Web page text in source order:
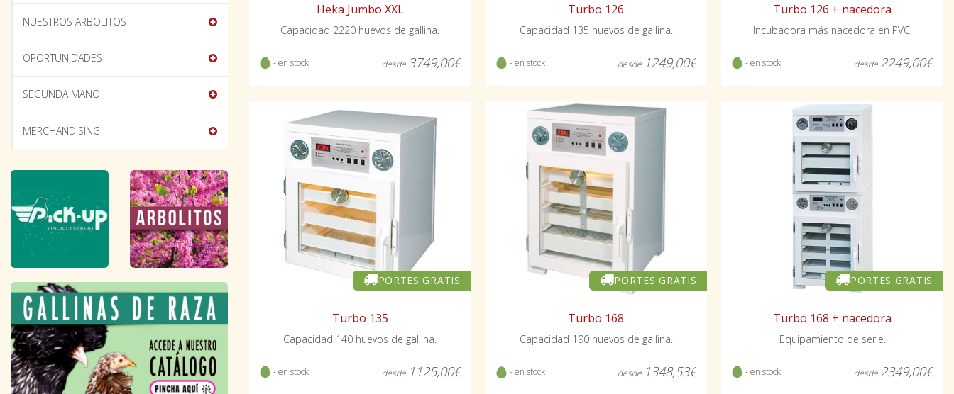
Heka Jumbo XXL
Capacidad 2220 huevos de gallina.
- en stock desde 3749,00€
Turbo 126
Capacidad 135 huevos de gallina.
- en stock desde 1249,00€
Turbo 126 + nacedora
Incubadora más nacedora en PVC.
- en stock desde 2249,00€
PORTES GRATIS
Turbo 135
Capacidad 140 huevos de gallina.
- en stock desde 1125,00€
PORTES GRATIS
Turbo 168
Capacidad 190 huevos de gallina.
- en stock desde 1348,53€
PORTES GRATIS
Turbo 168 + nacedora
Equipamiento de serie.
- en stock desde 2349,00€
NUESTROS ARBOLITOS
OPORTUNIDADES
SEGUNDA MANO
MERCHANDISING